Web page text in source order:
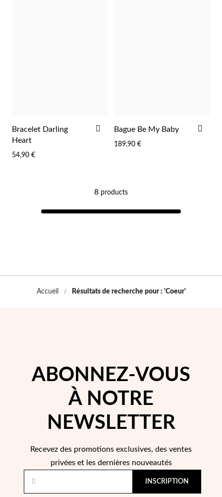
Bracelet Darling
Heart
54,90 €
AJOUTER
Bague Be My Baby
189,90 €
8 products
Accueil Résultats de recherche pour : 'Coeur'
ABONNEZ-VOUS
À NOTRE
NEWSLETTER
Recevez des promotions exclusives, des ventes
privées et les dernières nouveautés
INSCRIPTION